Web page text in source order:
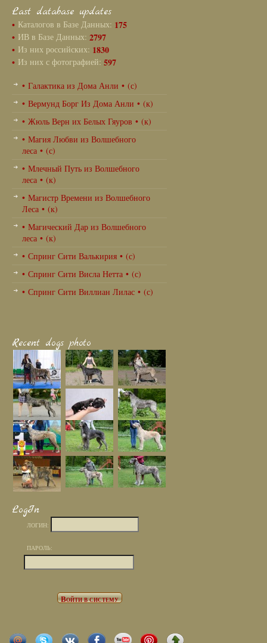
Last database updates
• Каталогов в Базе Данных: 175
• ИВ в Базе Данных: 2797
• Из них российских: 1830
• Из них с фотографией: 597
• Галактика из Дома Анли • (с)
• Вермунд Борг Из Дома Анли • (к)
• Жюль Верн их Белых Гяуров • (к)
• Магия Любви из Волшебного
леса • (с)
• Млечный Путь из Волшебного
леса • (к)
• Магистр Времени из Волшебного
Леса • (к)
• Магический Дар из Волшебного
леса • (к)
• Спринг Сити Валькирия • (с)
• Спринг Сити Висла Нетта • (с)
• Спринг Сити Виллиан Лилас • (с)
Recent dogs photo
LogIn
ЛОГИН:
ПАРОЛЬ: